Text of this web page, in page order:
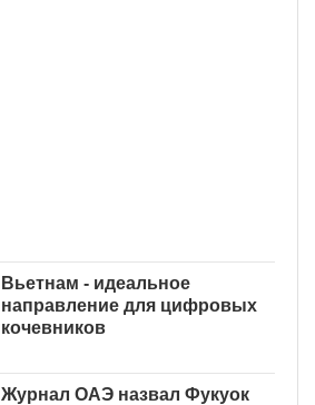
Вьетнам - идеальное
направление для цифровых
кочевников
Журнал ОАЭ назвал Фукуок